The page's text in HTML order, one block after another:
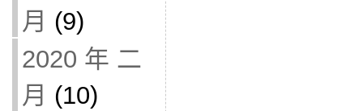
月 (9)
2020 年 二
月 (10)